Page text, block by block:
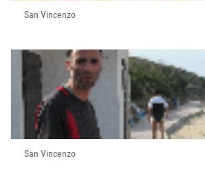
San Vincenzo
San Vincenzo